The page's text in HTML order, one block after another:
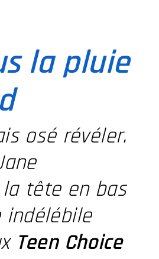
la pluie
osé révéler.
tête en bas
indélébile
Teen Choice